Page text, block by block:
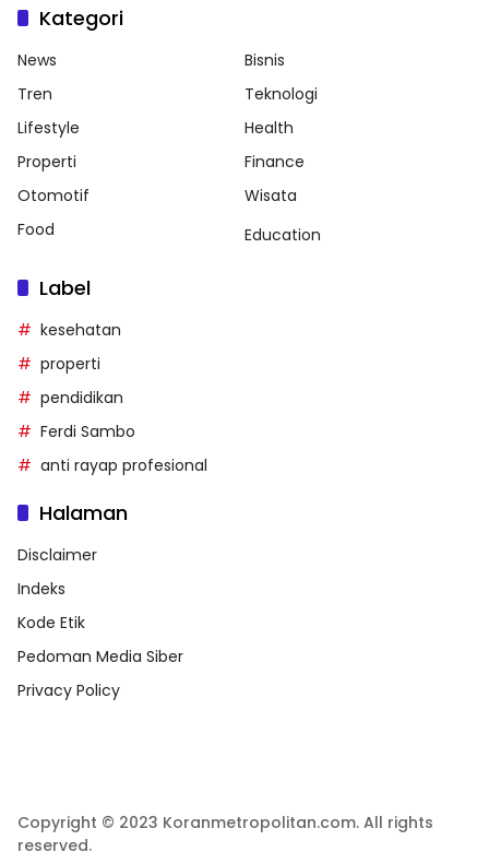
Kategori
News
Bisnis
Tren
Teknologi
Lifestyle
Health
Properti
Finance
Otomotif
Wisata
Food
Education
Label
kesehatan
properti
pendidikan
Ferdi Sambo
anti rayap profesional
Halaman
Disclaimer
Indeks
Kode Etik
Pedoman Media Siber
Privacy Policy
Copyright © 2023 Koranmetropolitan.com. All rights
reserved.